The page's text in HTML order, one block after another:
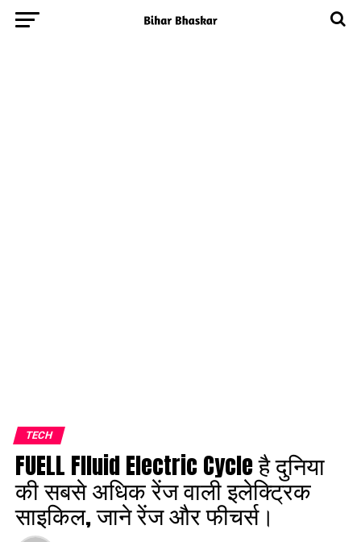
TECH
FUELL Flluid Electric Cycle है दुनिया
की सबसे अधिक रेंज वाली इलेक्ट्रिक
साइकिल, जाने रेंज और फीचर्स।